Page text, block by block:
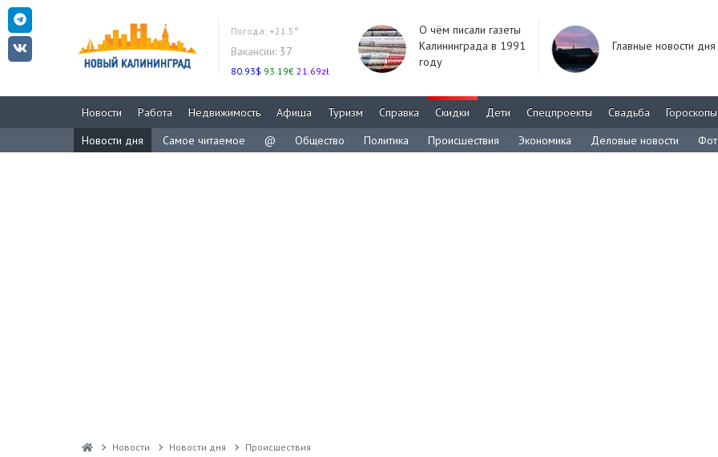
Погода: +21.5°
Вакансии: 37
80.93$ 93.19€ 21.69zł
О чём писали газеты
Калининграда в 1991
году
Главные новости дня
Новости Работа Недвижимость Афиша Туризм Справка Скидки Дети Спецпроекты Свадьба
Гороскопы
Новости дня
Самое читаемое @ Общество Политика Происшествия Экономика Деловые новости
Новости Новости дня Проиcшествия